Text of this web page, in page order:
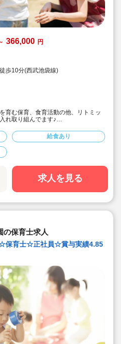
366,000 円
歩10分(西武池袋線)
育む保育、食育活動の他、リトミッ
れ取り組んでます♪
充実しており安心して長く働ける職
与実績4.0ヶ月の好待遇。
。経験年数×1,000円が給与に加算さ
率100％/復帰率91.1%☆休業補償制
生で、長く働きたくなる環境です♪
利用可。上限8万円までの家賃補助！
引っ越し費用+敷金、礼金、仲介手数
あり)
職金制度など嬉しい福利厚生
齢32.8歳/男性保育士も活躍中
給食あり
求人を見る
の保育士求人
保育士☆正社員☆賞与実績4.85